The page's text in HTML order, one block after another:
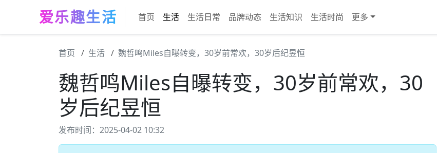
爱乐趣生活 首页 生活 生活日常 品牌动态 生活知识 生活时尚 更多
首页 生活 魏哲鸣Miles自曝转变，30岁前常欢，30岁后纪昱恒
魏哲鸣Miles自曝转变，30岁前常欢，30
岁后纪昱恒
发布时间：2025-04-02 10:32